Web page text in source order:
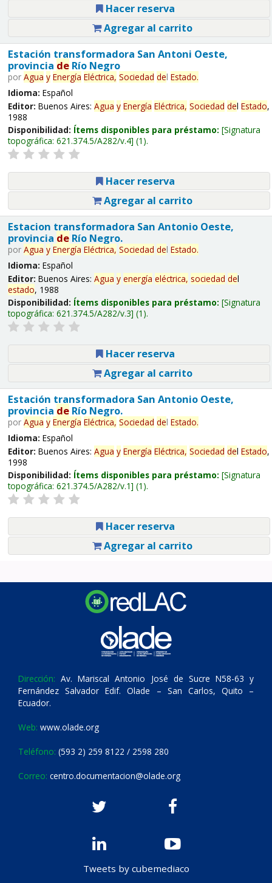
Hacer reserva
Agregar al carrito
Estación transformadora San Antoni Oeste,
provincia deRío Negro
por Agua y Energía Eléctrica, Sociedad del Estado.
Idioma: Español
Editor: Buenos Aires: Agua y Energía Eléctrica, Sociedad del Estado,
1988
Disponibilidad: Ítems disponibles para préstamo: Signatura
topográfica: 621.374.5/A282/v.4 (1).
Hacer reserva
Agregar al carrito
Estacion transformadora San Antonio Oeste,
provincia deRío Negro.
por Agua y Energía Eléctrica, Sociedad del Estado.
Idioma: Español
Editor: Buenos Aires: Agua y energía eléctrica, sociedad del
estado, 1988
Disponibilidad: Ítems disponibles para préstamo: Signatura
topográfica: 621.374.5/A282/v.3 (1).
Hacer reserva
Agregar al carrito
Estación transformadora San Antonio Oeste,
provincia deRío Negro.
por Agua y Energía Eléctrica, Sociedad del Estado.
Idioma: Español
Editor: Buenos Aires: Agua y Energía Eléctrica, Sociedad del Estado,
1998
Disponibilidad: Ítems disponibles para préstamo: Signatura
topográfica: 621.374.5/A282/v.1 (1).
Hacer reserva
Agregar al carrito
Dirección: Av. Mariscal Antonio José de Sucre N58-63 y
Fernández Salvador Edif. Olade – San Carlos, Quito –
Ecuador.
Web: www.olade.org
Teléfono: (593 2) 259 8122 / 2598 280
Correo: centro.documentacion@olade.org
Tweets by cubemediaco